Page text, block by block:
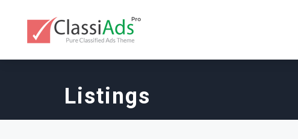
Listings